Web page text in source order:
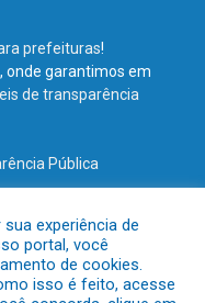
prefeituras!
onde garantimos em
leis de transparência
Pública
de Terra Santa.
experiência de
portal, você
de cookies.
isso é feito, acesse